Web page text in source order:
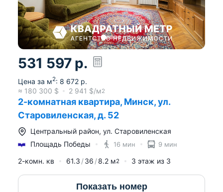
531 597 р.
Цена за м2: 8 672 р.
≈ 180 300 $ 2 941 $/м2
2-комнатная квартира, Минск, ул.
Старовиленская, д. 52
Центральный район, ул. Старовиленская
Площадь Победы
16 мин 9 мин
2-комн. кв 61.3 36 8.2 м2 3 этаж из 3
Показать номер